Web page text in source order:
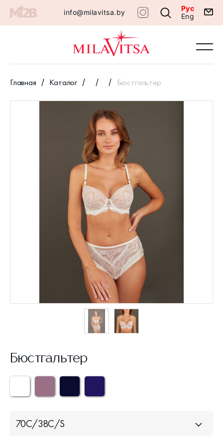
info@milavitsa.by
Рус
Eng
Главная Каталог Бюстгальтер
Бюстгальтер
70С/38С/S